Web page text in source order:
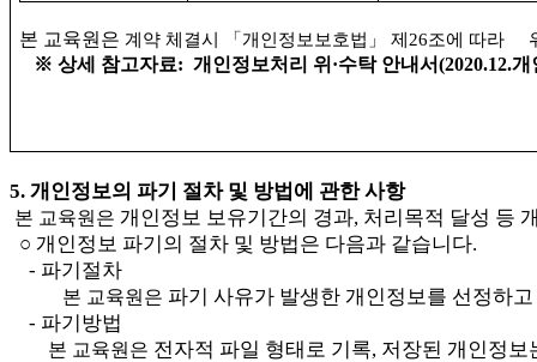
본 교육원은 계약 체결시 「 개인정보보호법 」 제 26조에 따라
※ 상세 참고자료: 개인정보처리 위 ·수탁 안내서(2020.12.개
5. 개인정보의 파기 절차 및 방법에 관한 사항
본 교육원은 개인정보 보유기간의 경과, 처리목적 달성 등
○ 개인정보 파기의 절차 및 방법은 다음과 같습니다.
- 파기절차
본 교육원은 파기 사유가 발생한 개인정보를 선정하고
- 파기방법
본 교육원은 전자적 파일 형태로 기록, 저장된 개인 정보